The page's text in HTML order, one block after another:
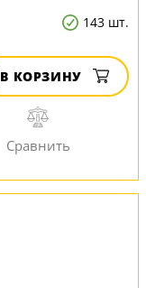
143 шт.
В КОРЗИНУ